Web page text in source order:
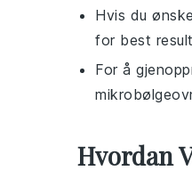
Hvis du
for best
For å
Hvordan